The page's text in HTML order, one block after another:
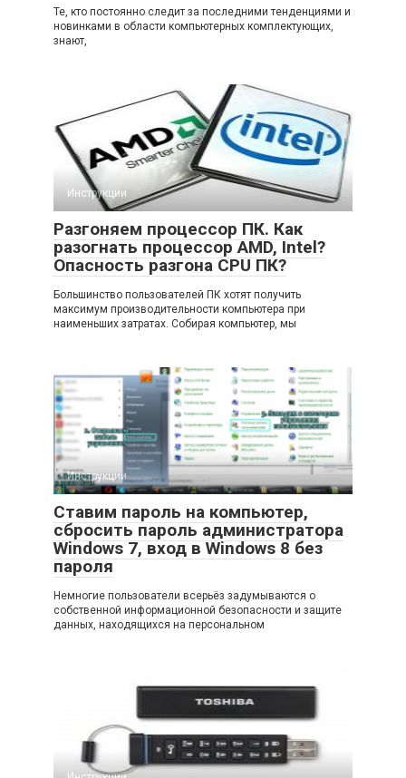
Те, кто постоянно следит за последними тенденциями и
новинками в области компьютерных комплектующих,
знают,
Инструкции
Разгоняем процессор ПК. Как
разогнать процессор AMD, Intel?
Опасность разгона CPU ПК?
Большинство пользователей ПК хотят получить
максимум производительности компьютера при
наименьших затратах. Собирая компьютер, мы
Инструкции
Ставим пароль на компьютер,
сбросить пароль администратора
Windows 7, вход в Windows 8 без
пароля
Немногие пользователи всерьёз задумываются о
собственной информационной безопасности и защите
данных, находящихся на персональном